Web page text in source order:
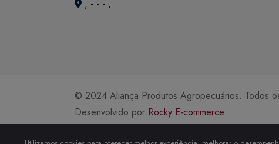
, - - - ,
© 2024 Aliança Produtos Agropecuários. Todos
Desenvolvido por Rocky E-commerce